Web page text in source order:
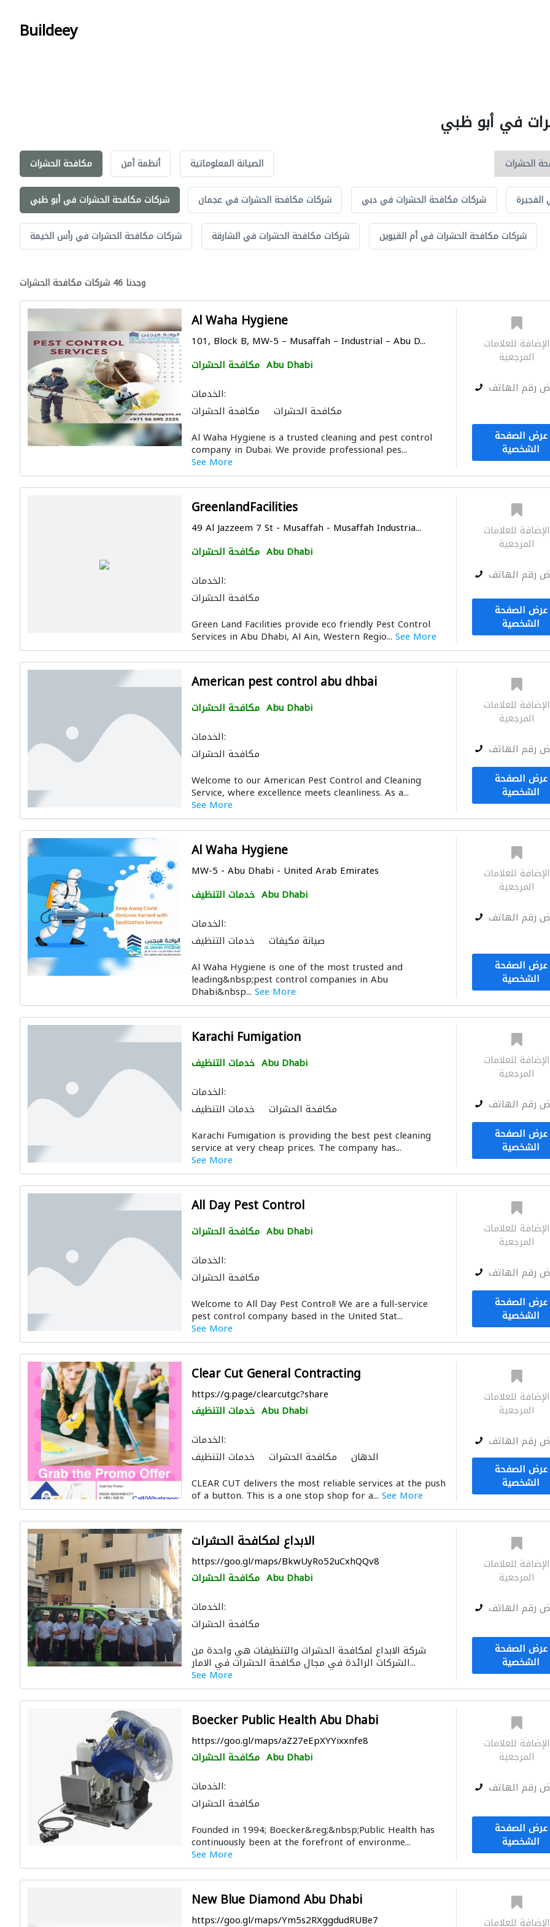
Buildeey
في أبو ظبي
مكافحة الحشرات أنظمة أمن الصيانة المعلوماتية
شركات مكافحة الحشرات في أبو ظبي شركات مكافحة الحشرات في عجمان شركات مكافحة الحشرات في دبي
شركات مكافحة الحشرات في رأس الخيمة شركات مكافحة الحشرات في الشارقة شركات مكافحة الحشرات في أم القيوين
وجدنا 46 شركات مكافحة الحشرات
Al Waha Hygiene
101, Block B, MW-5 – Musaffah – Industrial – Abu D...
مكافحة الحشرات Abu Dhabi
الخدمات:
مكافحة الحشرات
مكافحة الحشرات
Al Waha Hygiene is a trusted cleaning and pest control
company in Dubai. We provide professional pes...
See More
الإضافة للعلامات
المرجعية
رقم الهاتف
عرض الصفحة
الشخصية
GreenlandFacilities
49 Al Jazzeem 7 St - Musaffah - Musaffah Industria...
مكافحة الحشرات Abu Dhabi
الخدمات:
مكافحة الحشرات
Green Land Facilities provide eco friendly Pest Control
Services in Abu Dhabi, Al Ain, Western Regio... See More
الإضافة للعلامات
المرجعية
رقم الهاتف
عرض الصفحة
الشخصية
American pest control abu dhbai
مكافحة الحشرات Abu Dhabi
الخدمات:
مكافحة الحشرات
Welcome to our American Pest Control and Cleaning
Service, where excellence meets cleanliness. As a...
See More
الإضافة للعلامات
المرجعية
رقم الهاتف
عرض الصفحة
الشخصية
Al Waha Hygiene
MW-5 - Abu Dhabi - United Arab Emirates
خدمات التنظيف Abu Dhabi
الخدمات:
خدمات التنظيف
صيانة مكيفات
مكافحة الحشرات نقل اثاث خزانات المياه
Al Waha Hygiene is one of the most trusted and
leading&nbsp;pest control companies in Abu
Dhabi&nbsp... See More
الإضافة للعلامات
المرجعية
رقم الهاتف
عرض الصفحة
الشخصية
Karachi Fumigation
خدمات التنظيف Abu Dhabi
الخدمات:
خدمات التنظيف
مكافحة الحشرات
Karachi Fumigation is providing the best pest cleaning
service at very cheap prices. The company has...
See More
الإضافة للعلامات
المرجعية
رقم الهاتف
عرض الصفحة
الشخصية
All Day Pest Control
مكافحة الحشرات Abu Dhabi
الخدمات:
مكافحة الحشرات
Welcome to All Day Pest Control! We are a full-service
pest control company based in the United Stat...
See More
الإضافة للعلامات
المرجعية
رقم الهاتف
عرض الصفحة
الشخصية
Clear Cut General Contracting
https://g.page/clearcutgc?share
خدمات التنظيف Abu Dhabi
الخدمات:
خدمات التنظيف
مكافحة الحشرات
الدهان
CLEAR CUT delivers the most reliable services at the push
of a button. This is a one stop shop for a... See More
الإضافة للعلامات
المرجعية
رقم الهاتف
عرض الصفحة
الشخصية
الابداع لمكافحة الحشرات
https://goo.gl/maps/BkwUyRo52uCxhQQv8
مكافحة الحشرات Abu Dhabi
الخدمات:
مكافحة الحشرات
شركة الابداع لمكافحة الحشرات والتنظيفات هي واحدة من
الشركات الرائدة في مجال مكافحة الحشرات في الامار...
See More
الإضافة للعلامات
المرجعية
رقم الهاتف
عرض الصفحة
الشخصية
Boecker Public Health Abu Dhabi
https://goo.gl/maps/aZ27eEpXYYixxnfe8
مكافحة الحشرات Abu Dhabi
الخدمات:
مكافحة الحشرات
Founded in 1994; Boecker&reg;&nbsp;Public Health has
continuously been at the forefront of environme...
See More
الإضافة للعلامات
المرجعية
رقم الهاتف
عرض الصفحة
الشخصية
New Blue Diamond Abu Dhabi
https://goo.gl/maps/Ym5s2RXggdudRUBe7 الإضافة للعلامات